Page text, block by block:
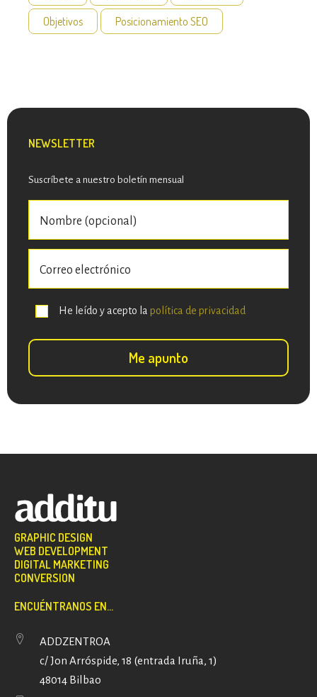
Objetivos
Posicionamiento SEO
NEWSLETTER
Suscríbete a nuestro boletín mensual
He leído y acepto la política de privacidad
GRAPHIC DESIGN
WEB DEVELOPMENT
DIGITAL MARKETING
CONVERSION
ENCUÉNTRANOS EN...
ADDZENTROA
c/ Jon Arróspide, 18 (entrada Iruña, 1)
48014 Bilbao